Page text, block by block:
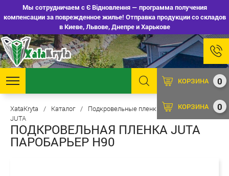
Мы сотрудничаем с Є Відновлення — программа получения
компенсации за поврежденное жилье! Отправка продукции со складов
в Киеве, Львове, Днепре и Харькове
0
КОРЗИНА
0
КОРЗИНА
XataKryta / Каталог / Подкровельные пленки и мембраны /
JUTA
ПОДКРОВЕЛЬНАЯ ПЛЕНКА JUTA
ПАРОБАРЬЕР Н90